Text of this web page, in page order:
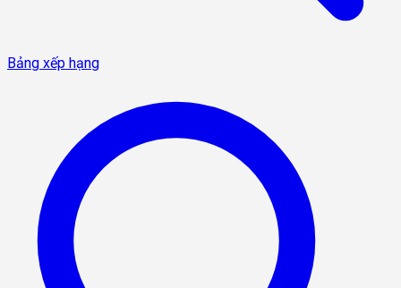
Bảng xếp hạng